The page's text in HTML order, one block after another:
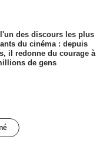
des discours les plus
du cinéma : depuis
il redonne du courage à
de gens